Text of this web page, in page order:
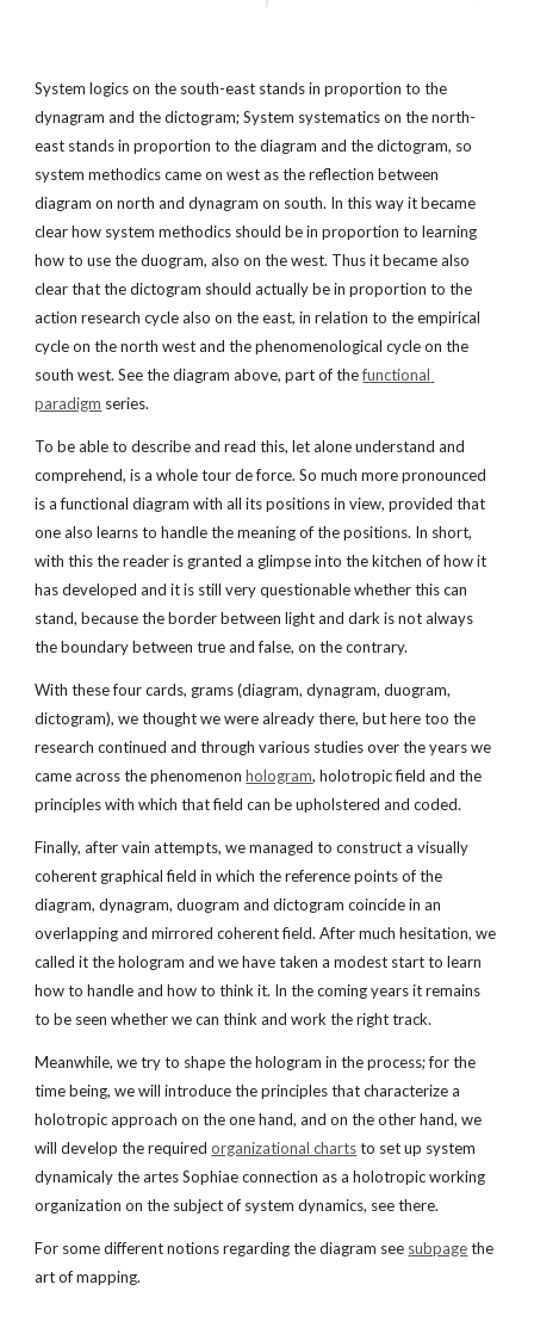
System logics on the south-east stands in proportion to the
dynagram and the dictogram; System systematics on the north-
east stands in proportion to the diagram and the dictogram, so
system methodics came on west as the reflection between
diagram on north and dynagram on south. In this way it became
clear how system methodics should be in proportion to learning
how to use the duogram, also on the west. Thus it became also
clear that the dictogram should actually be in proportion to the
action research cycle also on the east, in relation to the empirical
cycle on the north west and the phenomenological cycle on the
south west. See the diagram above, part of the functional
paradigm series.
To be able to describe and read this, let alone understand and
comprehend, is a whole tour de force. So much more pronounced
is a functional diagram with all its positions in view, provided that
one also learns to handle the meaning of the positions. In short,
with this the reader is granted a glimpse into the kitchen of how it
has developed and it is still very questionable whether this can
stand, because the border between light and dark is not always
the boundary between true and false, on the contrary.
With these four cards, grams (diagram, dynagram, duogram,
dictogram), we thought we were already there, but here too the
research continued and through various studies over the years we
came across the phenomenon hologram, holotropic field and the
principles with which that field can be upholstered and coded.
Finally, after vain attempts, we managed to construct a visually
coherent graphical field in which the reference points of the
diagram, dynagram, duogram and dictogram coincide in an
overlapping and mirrored coherent field. After much hesitation, we
called it the hologram and we have taken a modest start to learn
how to handle and how to think it. In the coming years it remains
to be seen whether we can think and work the right track.
Meanwhile, we try to shape the hologram in the process; for the
time being, we will introduce the principles that characterize a
holotropic approach on the one hand, and on the other hand, we
will develop the required organizational charts to set up system
dynamicaly the artes Sophiae connection as a holotropic working
organization on the subject of system dynamics, see there.
For some different notions regarding the diagram see subpage the
art of mapping.